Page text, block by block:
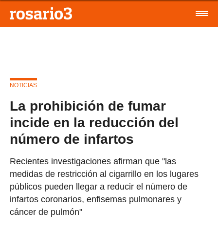
NOTICIAS
La prohibición de fumar
incide en la reducción del
número de infartos
Recientes investigaciones afirman que "las
medidas de restricción al cigarrillo en los lugares
públicos pueden llegar a reducir el número de
infartos coronarios, enfisemas pulmonares y
cáncer de pulmón"